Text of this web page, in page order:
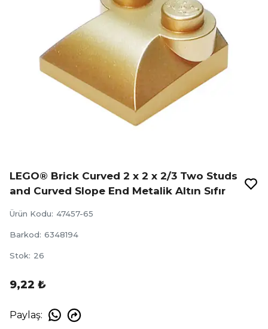
LEGO® Brick Curved 2 x 2 x 2/3 Two Studs
and Curved Slope End Metalik Altın Sıfır
Ürün Kodu: 47457-65
Barkod: 6348194
Stok: 26
9,22 ₺
Paylaş: